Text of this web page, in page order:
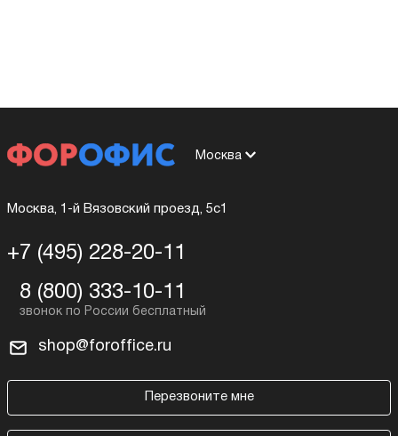
Москва
Москва, 1-й Вязовский проезд, 5с1
+7 (495) 228-20-11
8 (800) 333-10-11
shop@foroffice.ru
Перезвоните мне